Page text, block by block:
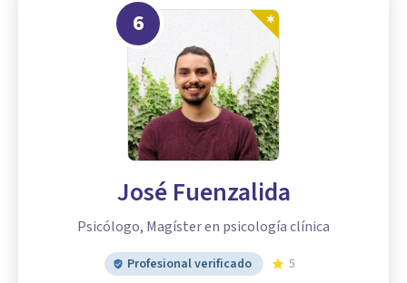
6
José Fuenzalida
Psicólogo, Magíster en psicología clínica
Profesional verificado 5